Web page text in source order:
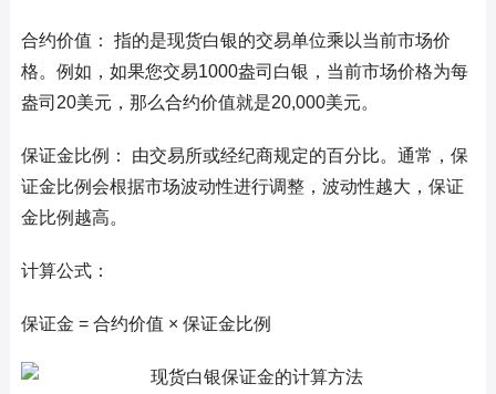
合约价值： 指的是现货白银的交易单位乘以当前市场价
格。例如，如果您交易1000盎司白银，当前市场价格为每
盎司20美元，那么合约价值就是20,000美元。
保证金比例： 由交易所或经纪商规定的百分比。通常，保
证金比例会根据市场波动性进行调整，波动性越大，保证
金比例越高。
计算公式：
保证金 = 合约价值 × 保证金比例